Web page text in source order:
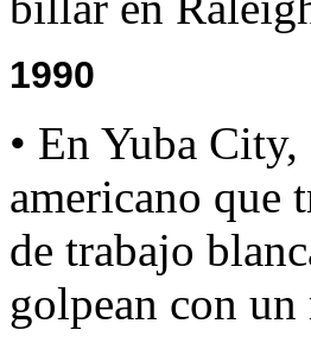
1990
• En Yuba
americano que
de trabajo
golpean con